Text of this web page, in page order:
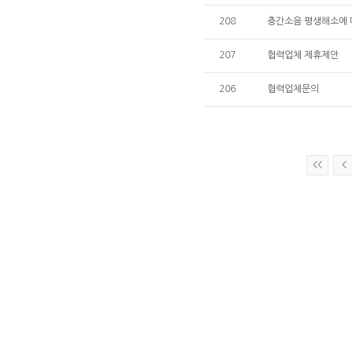
208 층간소음 평생해소에
207 협력업체 제휴제안
206 협력업체문의
<< <